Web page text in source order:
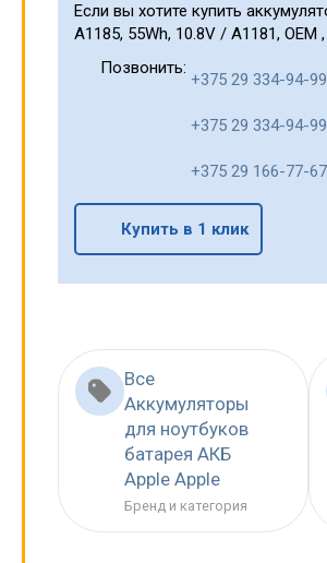
Если вы хотите купить
A1185, 55Wh, 10.8V / A1181, OEM
Позвонить:
+375 29 334-94-99
+375 29 334-94-99
+375 29 166-77-67
Купить в 1 клик
Все
Аккумуляторы
для ноутбуков
батарея АКБ
Apple Apple
Бренд и категория